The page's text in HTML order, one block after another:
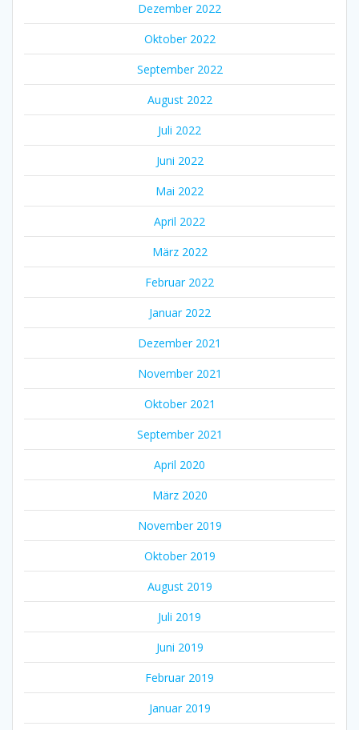
Dezember 2022
Oktober 2022
September 2022
August 2022
Juli 2022
Juni 2022
Mai 2022
April 2022
März 2022
Februar 2022
Januar 2022
Dezember 2021
November 2021
Oktober 2021
September 2021
April 2020
März 2020
November 2019
Oktober 2019
August 2019
Juli 2019
Juni 2019
Februar 2019
Januar 2019